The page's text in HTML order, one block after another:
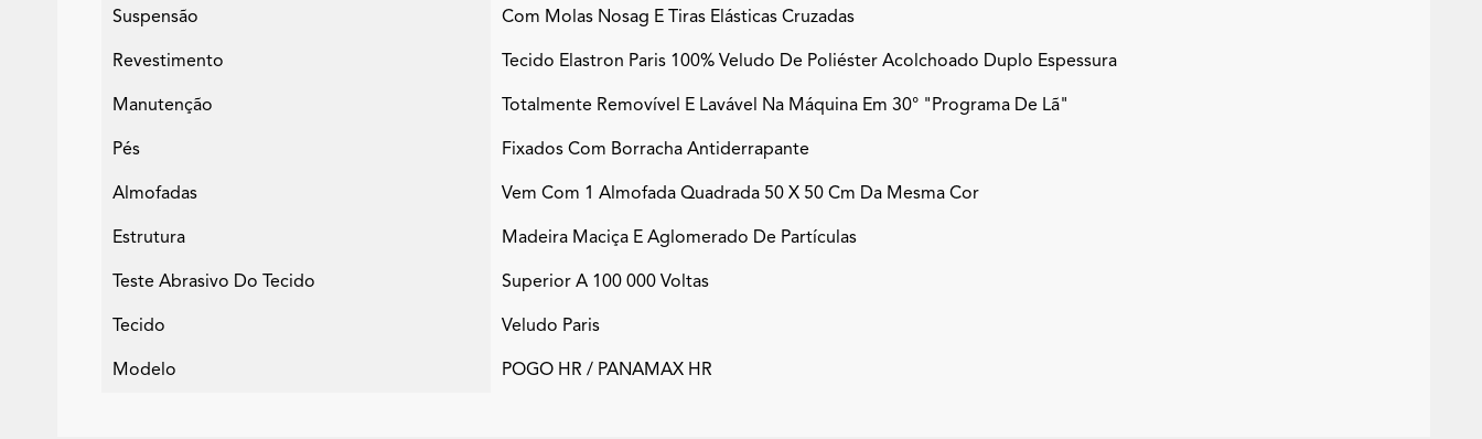
Suspensão Com Molas Nosag E Tiras Elásticas Cruzadas
Revestimento Tecido Elastron Paris 100% Veludo De Poliéster Acolchoado Duplo Espessura
Manutenção Totalmente Removível E Lavável Na Máquina Em 30° "programa De Lã"
Pés Fixados Com Borracha Antiderrapante
Almofadas Vem Com 1 Almofada Quadrada 50 X 50 Cm Da Mesma Cor
Estrutura Madeira Maciça E Aglomerado De Partículas
Teste Abrasivo Do Tecido Superior A 100 000 Voltas
Tecido Veludo Paris
Modelo POGO HR / PANAMAX HR